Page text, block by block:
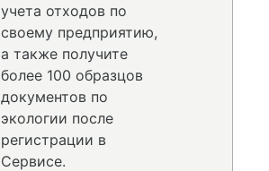
учета отходов по
своему предприятию,
а также получите
более 100 образцов
документов по
экологии после
регистрации в
Сервисе.